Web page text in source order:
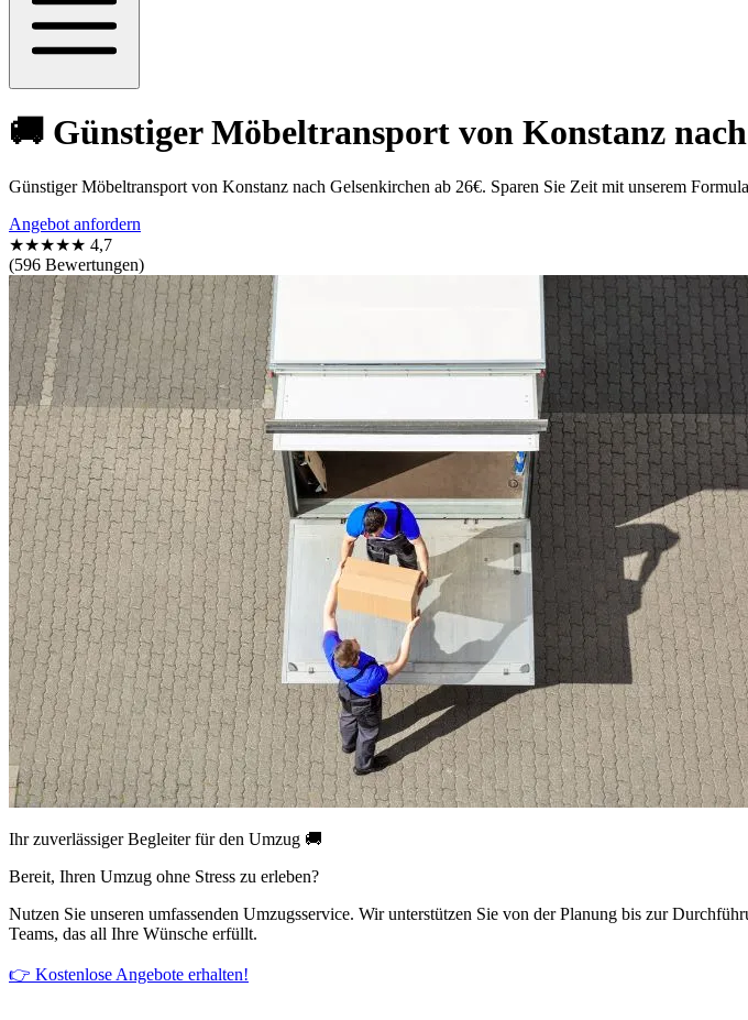
🚚 Günstiger Möbeltransport von Konstanz
Günstiger Möbeltransport von Konstanz nach Gelsenkirchen ab 26€. Sparen Sie Zeit mit unserem
Angebot anfordern
★★★★★ 4,7
(596 Bewertungen)
Ihr zuverlässiger Begleiter für den Umzug 🚚
Bereit, Ihren Umzug ohne Stress zu erleben?
Nutzen Sie unseren umfassenden Umzugsservice. Wir unterstützen Sie von der Planung bis zur
Teams, das all Ihre Wünsche erfüllt.
👉 Kostenlose Angebote erhalten!